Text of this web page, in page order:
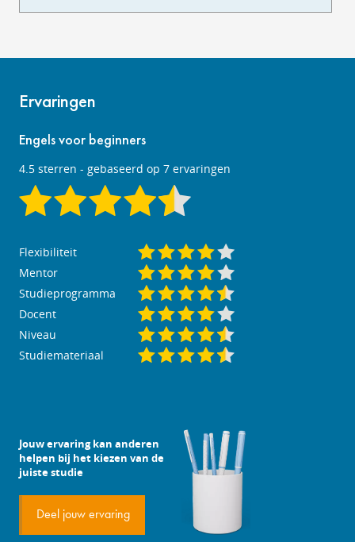
Ervaringen
Engels voor beginners
4.5 sterren - gebaseerd op 7 ervaringen
Flexibiliteit
Mentor
Studieprogramma
Docent
Niveau
Studiemateriaal
Jouw ervaring kan anderen
helpen bij het kiezen van de
juiste studie
Deel jouw ervaring